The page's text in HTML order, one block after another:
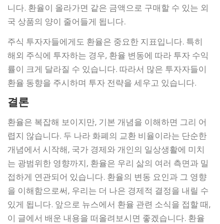
니다. 환율이 올라가면 같은 금액으로 구매할 수 있는 외
국 상품의 양이 줄어들게 됩니다.
주식 투자자들에게도 환율은 중요한 지표입니다. 특히
해외 주식에 투자하는 경우, 환율 변동에 따라 투자 수익
률이 크게 달라질 수 있습니다. 따라서 많은 투자자들이
환율 동향을 주시하며 투자 전략을 세우고 있습니다.
결론
환율은 복잡해 보이지만, 기본 개념을 이해하면 그리 어
렵지 않습니다. 두 나라 화폐의 교환 비율이라는 단순한
개념에서 시작해, 국가 경제와 개인의 일상생활에 미치
는 광범위한 영향까지, 환율은 우리 삶의 여러 측면과 밀
접하게 연관되어 있습니다. 환율의 변동 요인과 그 영향
을 이해함으로써, 우리는 더 나은 경제적 결정을 내릴 수
있게 됩니다. 앞으로 뉴스에서 환율 관련 소식을 접할 때,
이 글에서 배운 내용을 떠올려보시면 좋겠습니다. 환율